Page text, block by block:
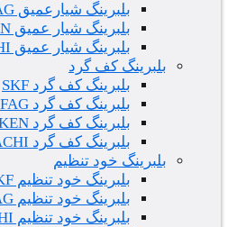
بلبرینگ شیارعمیق FAG
بلبرینگ شیار عمیق TIMKEN
بلبرینگ شیار عمیق NACHI
بلبرینگ کف گرد
بلبرینگ کف گرد SKF
بلبرینگ کف گرد FAG
بلبرینگ کف گرد TIMKEN
بلبرینگ کف گرد NACHI
بلبرینگ خود تنظیم
بلبرینگ خود تنظیم SKF
بلبرینگ خود تنظیم FAG
بلبرینگ خود تنظیم NACHI